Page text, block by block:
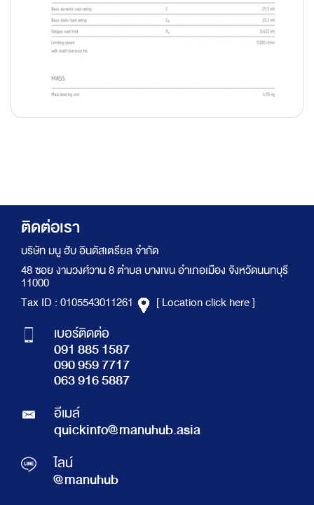
ติดต่อเรา
บริษัท มนู ฮับ อินดัสเตรียล จำกัด
48 ซอย งามวงศ์วาน 8 ตำบล บางเขน อำเภอเมือง จังหวัดนนทบุรี
11000
Tax ID : 0105543011261
[ Location click here ]
เบอร์ติดต่อ
091 885 1587
090 959 7717
063 916 5887
อีเมล์
quickinfo@manuhub.asia
ไลน์
@manuhub